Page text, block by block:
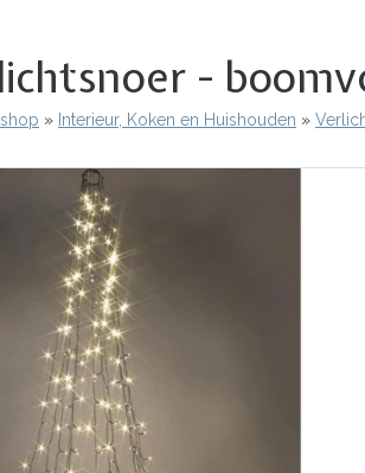
-
Interieur, Koken en Huishouden